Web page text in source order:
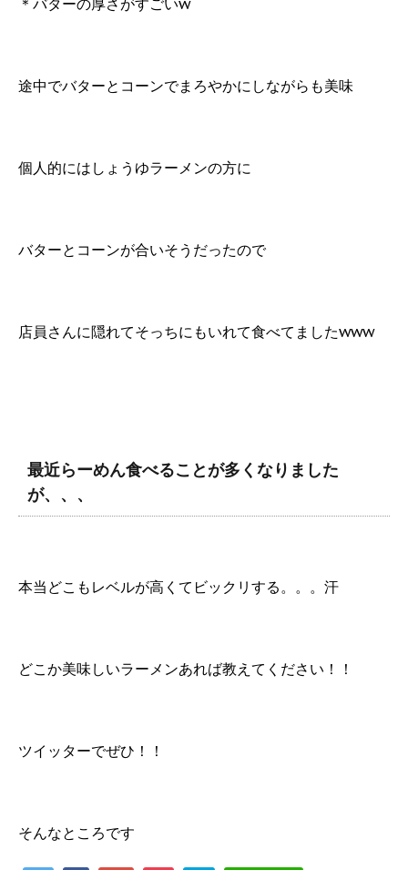
＊バターの厚さがすごいw
途中でバターとコーンでまろやかにしながらも美味
個人的にはしょうゆラーメンの方に
バターとコーンが合いそうだったので
店員さんに隠れてそっちにもいれて食べてましたwww
最近らーめん食べることが多くなりました
が、、、
本当どこもレベルが高くてビックリする。。。汗
どこか美味しいラーメンあれば教えてください！！
ツイッターでぜひ！！
そんなところです